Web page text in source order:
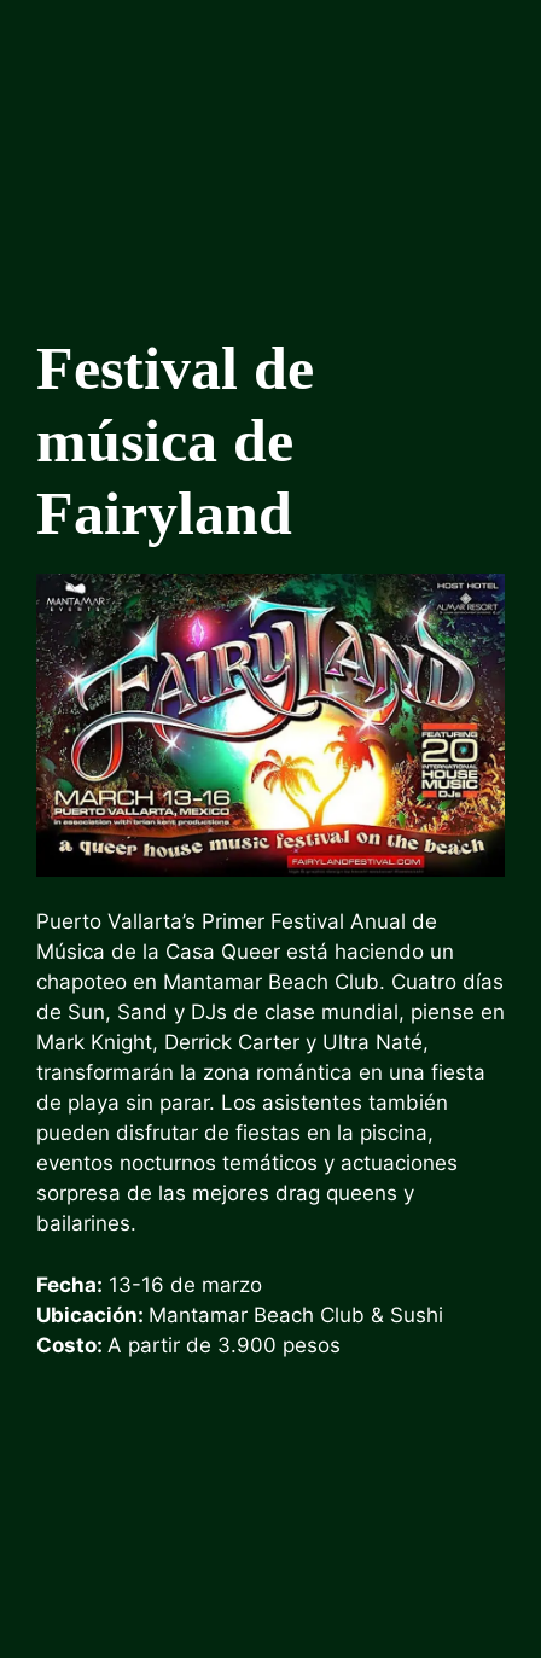
Festival de
música de
Fairyland
Puerto Vallarta’s Primer Festival Anual de
Música de la Casa Queer está haciendo un
chapoteo en Mantamar Beach Club. Cuatro días
de Sun, Sand y DJs de clase mundial, piense en
Mark Knight, Derrick Carter y Ultra Naté,
transformarán la zona romántica en una fiesta
de playa sin parar. Los asistentes también
pueden disfrutar de fiestas en la piscina,
eventos nocturnos temáticos y actuaciones
sorpresa de las mejores drag queens y
bailarines.
Fecha: 13-16 de marzo
Ubicación: Mantamar Beach Club & Sushi
Costo: A partir de 3.900 pesos